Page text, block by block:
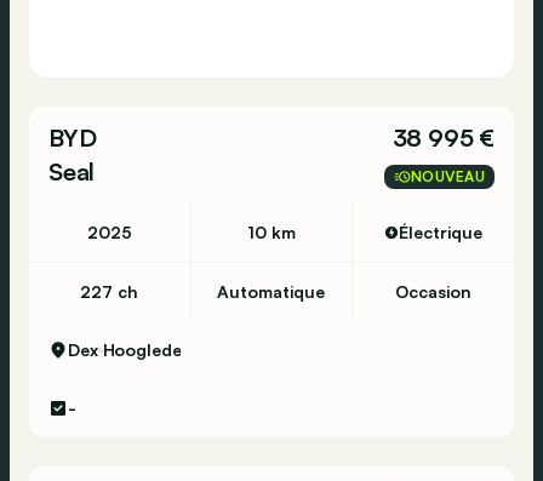
BYD
Seal
38 995 €
NOUVEAU
2025 10 km Électrique
227 ch Automatique Occasion
Dex Hooglede
-